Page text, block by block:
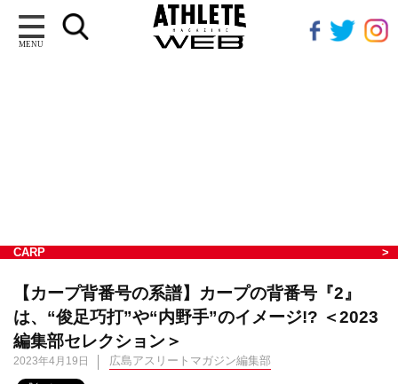
MENU
CARP
【カープ背番号の系譜】カープの背番号『2』
は、“俊足巧打”や“内野手”のイメージ!? ＜2023
編集部セレクション＞
2023年4月19日 広島アスリートマガジン編集部